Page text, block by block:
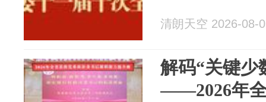
清朗天空 2026-08-
解码“关键少
——2026年全